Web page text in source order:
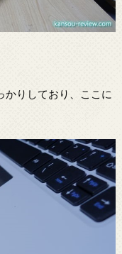
かりしており、ここに